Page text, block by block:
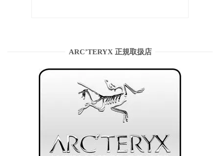
ARC’TERYX 正規取扱店